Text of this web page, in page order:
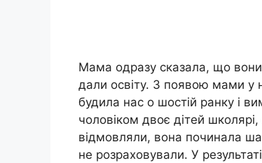
Мама одразу сказала, що вони
дали освіту. З появою мами у
будила нас о шостій ранку і
чоловіком двоє дітей
відмовляли, вона починала
не розраховували. У